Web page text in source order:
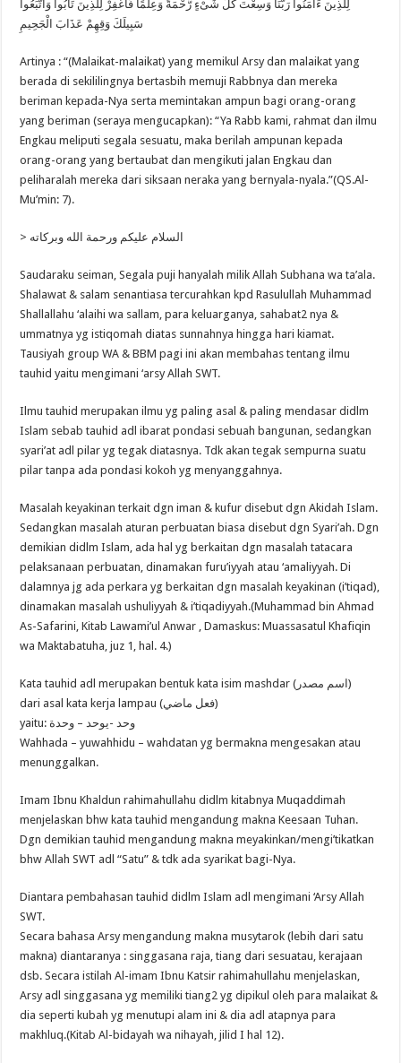
لِلَّذِينَ ءَامَنُوا رَبَّنَا وَسِعْتَ كُلَّ شَىْءٍ رَّحْمَةً وَعِلْمًا فَاغْفِرْ لِلَّذِينَ تَابُوا وَاتَّبَعُوا
سَبِيلَكَ وَقِهِمْ عَذَابَ الْجَحِيمِ
Artinya : “(Malaikat-malaikat) yang memikul Arsy dan malaikat yang
berada di sekililingnya bertasbih memuji Rabbnya dan mereka
beriman kepada-Nya serta memintakan ampun bagi orang-orang
yang beriman (seraya mengucapkan): “Ya Rabb kami, rahmat dan ilmu
Engkau meliputi segala sesuatu, maka berilah ampunan kepada
orang-orang yang bertaubat dan mengikuti jalan Engkau dan
peliharalah mereka dari siksaan neraka yang bernyala-nyala.”(QS.Al-
Mu’min: 7).
> السلام عليكم ورحمة الله وبركاته
Saudaraku seiman, Segala puji hanyalah milik Allah Subhana wa ta’ala.
Shalawat & salam senantiasa tercurahkan kpd Rasulullah Muhammad
Shallallahu ‘alaihi wa sallam, para keluarganya, sahabat2 nya &
ummatnya yg istiqomah diatas sunnahnya hingga hari kiamat.
Tausiyah group WA & BBM pagi ini akan membahas tentang ilmu
tauhid yaitu mengimani ‘arsy Allah SWT.
Ilmu tauhid merupakan ilmu yg paling asal & paling mendasar didlm
Islam sebab tauhid adl ibarat pondasi sebuah bangunan, sedangkan
syari’at adl pilar yg tegak diatasnya. Tdk akan tegak sempurna suatu
pilar tanpa ada pondasi kokoh yg menyanggahnya.
Masalah keyakinan terkait dgn iman & kufur disebut dgn Akidah Islam.
Sedangkan masalah aturan perbuatan biasa disebut dgn Syari’ah. Dgn
demikian didlm Islam, ada hal yg berkaitan dgn masalah tatacara
pelaksanaan perbuatan, dinamakan furu’iyyah atau ‘amaliyyah. Di
dalamnya jg ada perkara yg berkaitan dgn masalah keyakinan (i’tiqad),
dinamakan masalah ushuliyyah & i’tiqadiyyah.(Muhammad bin Ahmad
As-Safarini, Kitab Lawami’ul Anwar , Damaskus: Muassasatul Khafiqin
wa Maktabatuha, juz 1, hal. 4.)
Kata tauhid adl merupakan bentuk kata isim mashdar (اسم مصدر)
dari asal kata kerja lampau (فعل ماضي)
yaitu: وحد -يوحد – وحدة
Wahhada – yuwahhidu – wahdatan yg bermakna mengesakan atau
menunggalkan.
Imam Ibnu Khaldun rahimahullahu didlm kitabnya Muqaddimah
menjelaskan bhw kata tauhid mengandung makna Keesaan Tuhan.
Dgn demikian tauhid mengandung makna meyakinkan/mengi’tikatkan
bhw Allah SWT adl “Satu” & tdk ada syarikat bagi-Nya.
Diantara pembahasan tauhid didlm Islam adl mengimani ‘Arsy Allah
SWT.
Secara bahasa Arsy mengandung makna musytarok (lebih dari satu
makna) diantaranya : singgasana raja, tiang dari sesuatau, kerajaan
dsb. Secara istilah Al-imam Ibnu Katsir rahimahullahu menjelaskan,
Arsy adl singgasana yg memiliki tiang2 yg dipikul oleh para malaikat &
dia seperti kubah yg menutupi alam ini & dia adl atapnya para
makhluq.(Kitab Al-bidayah wa nihayah, jilid I hal 12).